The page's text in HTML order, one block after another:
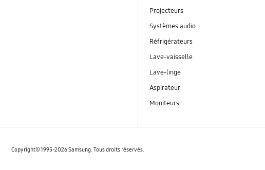
Projecteurs
Systèmes audio
Réfrigérateurs
Lave-vaisselle
Lave-linge
Aspirateur
Moniteurs
Copyright© 1995-2026 Samsung. Tous droits réservés.